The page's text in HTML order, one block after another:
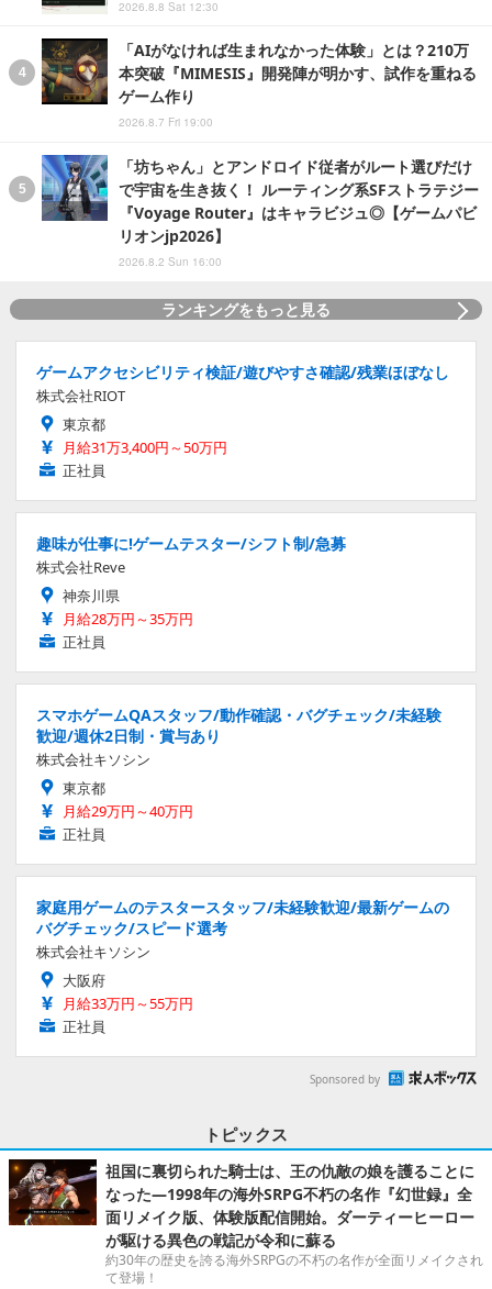
2026.8.8 Sat 12:30
「AIがなければ生まれなかった体験」とは？210万
本突破『MIMESIS』開発陣が明かす、試作を重ねる
ゲーム作り
2026.8.7 Fri 19:00
「坊ちゃん」とアンドロイド従者がルート選びだけ
で宇宙を生き抜く！ ルーティング系SFストラテジー
『Voyage Router』はキャラビジュ◎【ゲームパビ
リオンjp2026】
2026.8.2 Sun 16:00
ランキングをもっと見る
ゲームアクセシビリティ検証/遊びやすさ確認/残業ほぼなし
株式会社RIOT
東京都
月給31万3,400円～50万円
正社員
趣味が仕事に!ゲームテスター/シフト制/急募
株式会社Reve
神奈川県
月給28万円～35万円
正社員
スマホゲームQAスタッフ/動作確認・バグチェック/未経験
歓迎/週休2日制・賞与あり
株式会社キソシン
東京都
月給29万円～40万円
正社員
家庭用ゲームのテスタースタッフ/未経験歓迎/最新ゲームの
バグチェック/スピード選考
株式会社キソシン
大阪府
月給33万円～55万円
正社員
Sponsored by
トピックス
祖国に裏切られた騎士は、王の仇敵の娘を護ることに
なった―1998年の海外SRPG不朽の名作『幻世録』全
面リメイク版、体験版配信開始。ダーティーヒーロー
が駆ける異色の戦記が令和に蘇る
約30年の歴史を誇る海外SRPGの不朽の名作が全面リメイクされ
て登場！